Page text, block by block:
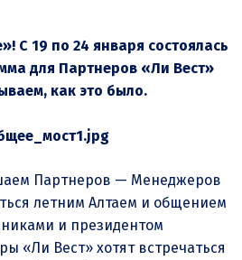
С 19 по 24 января состоялась
для Партнеров «Ли Вест»
как это было.
Партнеров — Менеджеров
летним Алтаем и общением
и президентом
«Ли Вест» хотят встречаться